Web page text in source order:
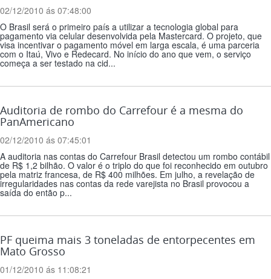
02/12/2010 ás 07:48:00
O Brasil será o primeiro país a utilizar a tecnologia global para
pagamento via celular desenvolvida pela Mastercard. O projeto, que
visa incentivar o pagamento móvel em larga escala, é uma parceria
com o Itaú, Vivo e Redecard. No início do ano que vem, o serviço
começa a ser testado na cid...
Auditoria de rombo do Carrefour é a mesma do
PanAmericano
02/12/2010 ás 07:45:01
A auditoria nas contas do Carrefour Brasil detectou um rombo contábil
de R$ 1,2 bilhão. O valor é o triplo do que foi reconhecido em outubro
pela matriz francesa, de R$ 400 milhões. Em julho, a revelação de
irregularidades nas contas da rede varejista no Brasil provocou a
saída do então p...
PF queima mais 3 toneladas de entorpecentes em
Mato Grosso
01/12/2010 ás 11:08:21